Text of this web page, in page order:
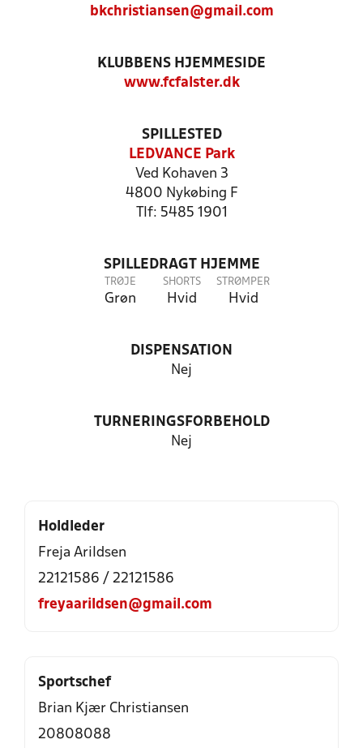
bkchristiansen@gmail.com
KLUBBENS HJEMMESIDE
www.fcfalster.dk
SPILLESTED
LEDVANCE Park
Ved Kohaven 3
4800 Nykøbing F
Tlf: 5485 1901
SPILLEDRAGT HJEMME
TRØJE
Grøn
SHORTS
Hvid
STRØMPER
Hvid
DISPENSATION
Nej
TURNERINGSFORBEHOLD
Nej
Holdleder
Freja Arildsen
22121586 / 22121586
freyaarildsen@gmail.com
Sportschef
Brian Kjær Christiansen
20808088